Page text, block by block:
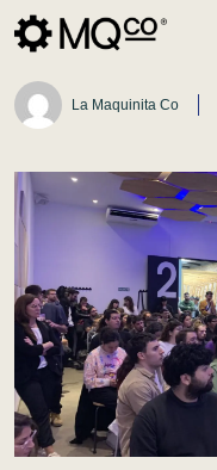
La Maquinita Co